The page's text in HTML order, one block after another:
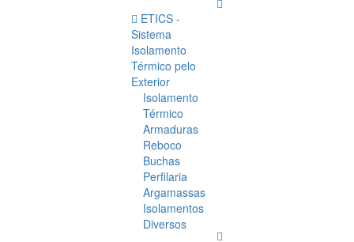
ETICS -
Sistema
Isolamento
Térmico pelo
Exterior
Isolamento
Térmico
Armaduras
Reboco
Buchas
Perfilaria
Argamassas
Isolamentos
Diversos